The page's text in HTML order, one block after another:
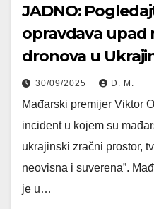
JADNO:
opravdava upad
dronova u
30/09/2025 D. M.
Mađarski premijer Viktor
incident u kojem su
ukrajinski zračni prostor,
neovisna i suverena”.
je u…